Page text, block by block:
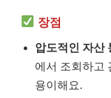
장점
압도적인 자산
에서 조회하고
용이해요.